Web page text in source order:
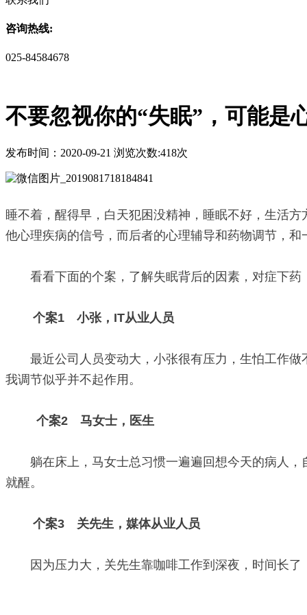
咨询热线:
025-84584678
不要忽视你的“失眠”，可能是
发布时间：2020-09-21 浏览次数:418次
睡不着，醒得早，白天犯困没精神，睡眠不好，生活
他心理疾病的信号，而后者的心理辅导和药物调节，
看看下面的个案，了解失眠背后的因素，对症下药
个案1 小张，IT从业人员
最近公司人员变动大，小张很有压力，生怕工作做
我调节似乎并不起作用。
个案2 马女士，医生
躺在床上，马女士总习惯一遍遍回想今天的病人，
就醒。
个案3 关先生，媒体从业人员
因为压力大，关先生靠咖啡工作到深夜，时间长了